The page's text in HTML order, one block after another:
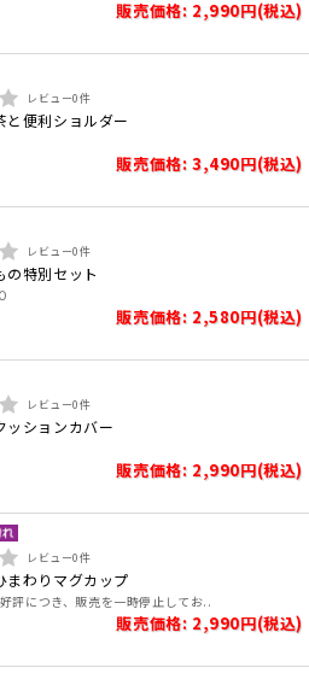
販売価格: 2,990円(税込)
レビュー0件
と便利ショルダー
販売価格: 3,490円(税込)
レビュー0件
の特別セット
販売価格: 2,580円(税込)
レビュー0件
ッションカバー
販売価格: 2,990円(税込)
レビュー0件
まわりマグカップ
評につき、販売を一時停止してお..
販売価格: 2,990円(税込)